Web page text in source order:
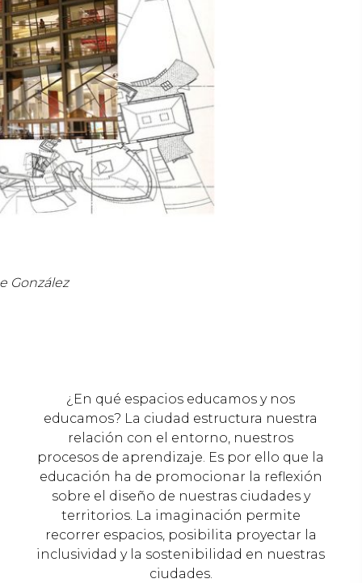
González
¿En qué espacios educamos y nos
educamos? La ciudad estructura nuestra
relación con el entorno, nuestros
procesos de aprendizaje. Es por ello que la
educación ha de promocionar la reflexión
sobre el diseño de nuestras ciudades y
territorios. La imaginación permite
recorrer espacios, posibilita proyectar la
inclusividad y la sostenibilidad en nuestras
ciudades.